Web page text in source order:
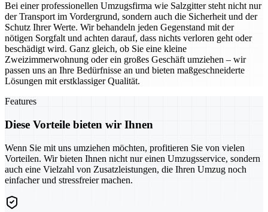
Bei einer professionellen Umzugsfirma wie Salzgitter steht nicht nur
der Transport im Vordergrund, sondern auch die Sicherheit und der
Schutz Ihrer Werte. Wir behandeln jeden Gegenstand mit der
nötigen Sorgfalt und achten darauf, dass nichts verloren geht oder
beschädigt wird. Ganz gleich, ob Sie eine kleine
Zweizimmerwohnung oder ein großes Geschäft umziehen – wir
passen uns an Ihre Bedürfnisse an und bieten maßgeschneiderte
Lösungen mit erstklassiger Qualität.
Features
Diese Vorteile bieten wir Ihnen
Wenn Sie mit uns umziehen möchten, profitieren Sie von vielen
Vorteilen. Wir bieten Ihnen nicht nur einen Umzugsservice, sondern
auch eine Vielzahl von Zusatzleistungen, die Ihren Umzug noch
einfacher und stressfreier machen.